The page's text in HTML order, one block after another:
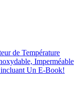
de Température
Imperméable
Un E-Book!